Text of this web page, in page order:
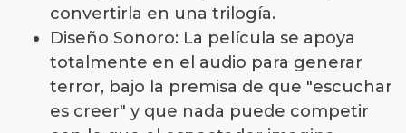
convertirla en una trilogía.
Diseño Sonoro: La película se apoya
totalmente en el audio para generar
terror, bajo la premisa de que "escuchar
es creer" y que nada puede competir